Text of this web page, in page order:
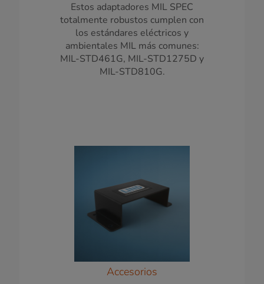
Estos adaptadores MIL SPEC
totalmente robustos cumplen con
los estándares eléctricos y
ambientales MIL más comunes:
MIL-STD461G, MIL-STD1275D y
MIL-STD810G.
Accesorios